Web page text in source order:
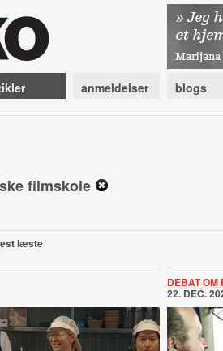
anmeldelser blogs
filmskole
læste
DEBAT OM
22. DEC.